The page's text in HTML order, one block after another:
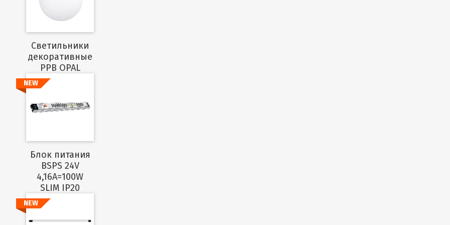
Cветильники
декоративные
PPB OPAL
Подробнее
NEW
Блок питания
BSPS 24V
4,16A=100W
SLIM IP20
NEW